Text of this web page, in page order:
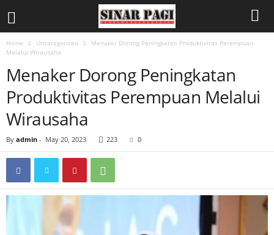
Home Uncategorized
Menaker Dorong Peningkatan Produktivitas Perempuan
Melalui Wirausaha
Menaker Dorong Peningkatan
Produktivitas Perempuan Melalui
Wirausaha
By admin - May 20, 2023 223 0